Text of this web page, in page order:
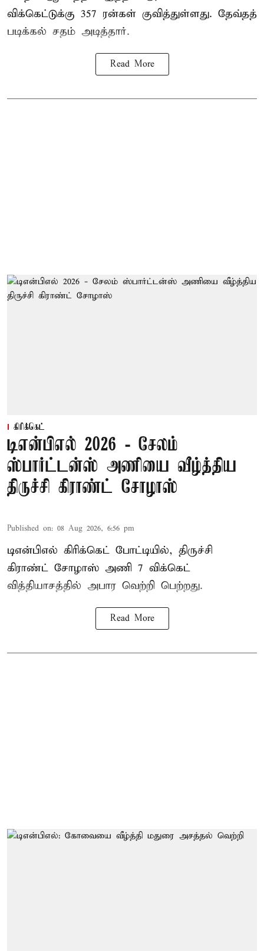
விக்கெட்டுக்கு 357 ரன்கள் குவித்துள்ளது. தேவ்தத்
படிக்கல் சதம் அடித்தார்.
Read More
கிரிக்கெட்
டிஎன்பிஎல் 2026 - சேலம்
ஸ்பார்ட்டன்ஸ் அணியை வீழ்த்திய
திருச்சி கிராண்ட் சோழாஸ்
Published on: 08 Aug 2026, 6:56 pm
டிஎன்பிஎல் கிரிக்கெட் போட்டியில், திருச்சி
கிராண்ட் சோழாஸ் அணி 7 விக்கெட்
வித்தியாசத்தில் அபார வெற்றி பெற்றது.
Read More